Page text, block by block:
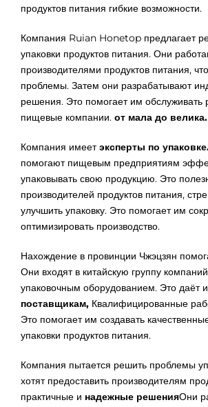
продуктов питания гибкие возможности.
Компания Ruian Honetop предлагает
упаковки продуктов питания. Они
производителями продуктов питания,
проблемы. Затем они разрабатывают
решения. Это помогает им обслуживать
пищевые компании. от мала до велика.
Компания имеетэксперты по
помогают пищевым предприятиям
упаковывать свою продукцию. Это
производителей продуктов питания,
улучшить упаковку. Это помогает им
оптимизировать производство.
Нахождение в провинции Чжэцзян
Они входят в китайскую группу
упаковочным оборудованием. Это даёт
поставщикам, Квалифицированные
Это помогает им создавать
упаковки продуктов питания.
Компания пытается решить проблемы
хотят предоставить производителям
практичные и надежные решенияОни